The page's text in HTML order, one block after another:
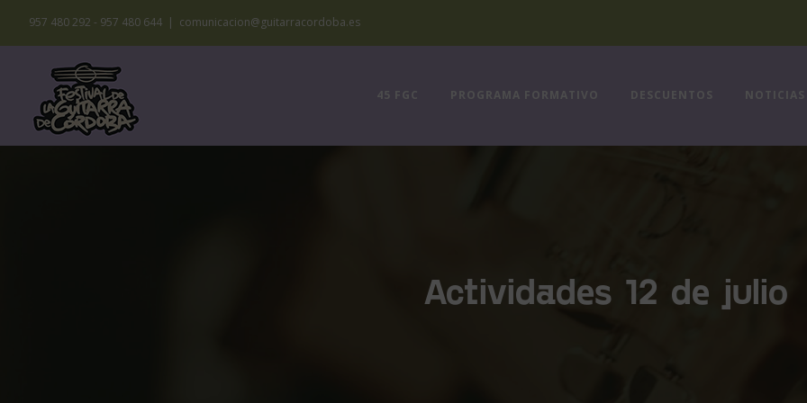
Saltar
al
contenido
957 480 292 - 957 480 644 | comunicacion@guitarracordoba.es
45 FGC PROGRAMA FORMATIVO DESCUENTOS NOTICIAS
Actividades 12 de julio